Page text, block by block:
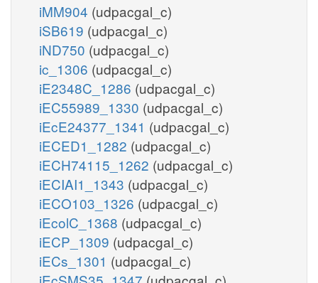
iMM904 (udpacgal_c)
iSB619 (udpacgal_c)
iND750 (udpacgal_c)
ic_1306 (udpacgal_c)
iE2348C_1286 (udpacgal_c)
iEC55989_1330 (udpacgal_c)
iEcE24377_1341 (udpacgal_c)
iECED1_1282 (udpacgal_c)
iECH74115_1262 (udpacgal_c)
iECIAI1_1343 (udpacgal_c)
iECO103_1326 (udpacgal_c)
iEcolC_1368 (udpacgal_c)
iECP_1309 (udpacgal_c)
iECs_1301 (udpacgal_c)